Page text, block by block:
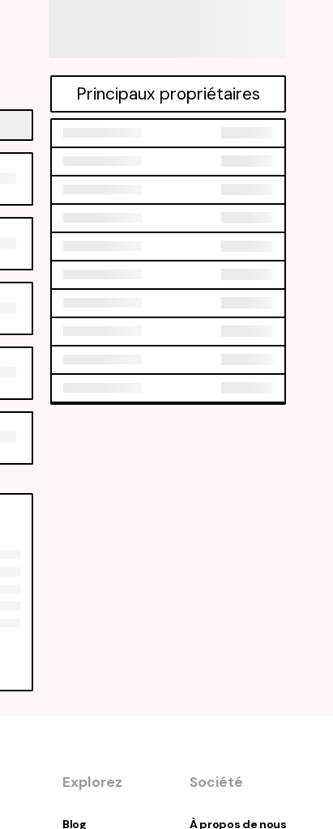
Principaux propriétaires
Explorez
Blog
Société
À propos de nous